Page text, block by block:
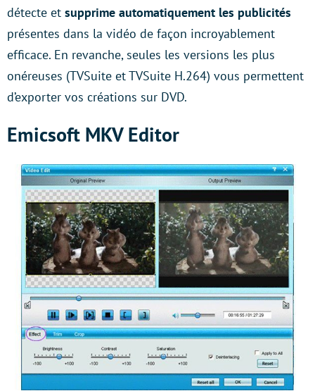
détecte et supprime automatiquement les publicités
présentes dans la vidéo de façon incroyablement
efficace. En revanche, seules les versions les plus
onéreuses (TVSuite et TVSuite H.264) vous permettent
d’exporter vos créations sur DVD.
Emicsoft MKV Editor